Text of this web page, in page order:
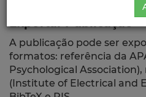
A publicação pode ser
formatos: referência da
Psychological
(Institute of Electrical and